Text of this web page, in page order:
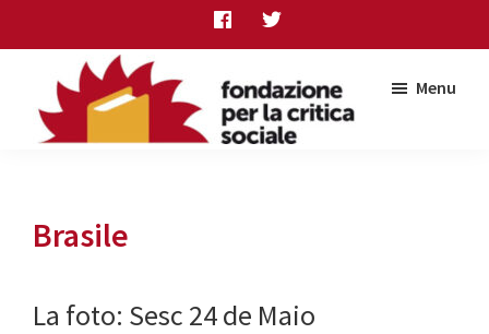
to
content
to
primary
sidebar
to
critica
sociale
Menu
Brasile
La foto: Sesc 24 de Maio